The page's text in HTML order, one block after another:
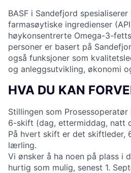
BASF i Sandefjord
farmasøytiske ingredienser
høykonsentrerte Omega-3-
personer er basert på
også funksjoner som
og anleggsutvikling, økonomi
HVA DU KAN
Stillingen som
6-skift (dag, ettermiddag, natt
På hvert skift er det skiftleder,
lærling.
Vi ønsker å ha noen på plass i
hurtig som mulig, senest 1.